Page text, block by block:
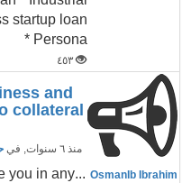
startup loan
* Persona
٤٥٣
and
collateral
منذ ٦ سنوات , في
OsmanIb Ibrahim
you in any